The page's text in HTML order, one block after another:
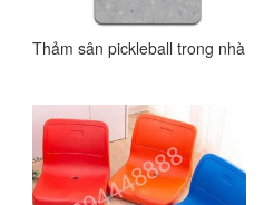
Thảm sân pickleball trong nhà